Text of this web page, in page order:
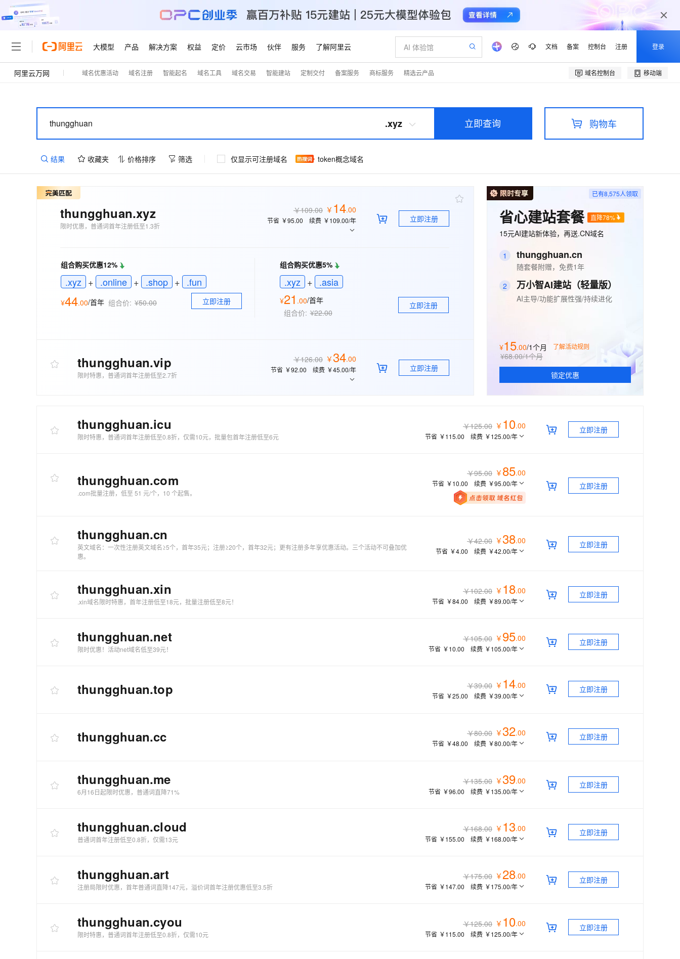
大模型 产品 解决方案 权益 定价 云市场 伙伴 服务 了解阿里云 文档 备案 控制台 注册 登录
阿里云万网 域名优惠活动 域名注册 智能起名 域名工具 域名交易 智能建站 定制交付 备案服务 商标服务 精选云产品 域名控制台 移动端
立即查询
.xyz 购物车
结果 收藏夹 价格排序 筛选 仅显示可注册域名 token概念域名
thungghuan.xyz
限时优惠，普通词首年注册低至1.3折
￥109.00 ￥ 14.00
节省 ￥95.00 续费 ￥109.00/年 立即注册
组合购买优惠12%
.xyz + .online + .shop + .fun
¥44.00/首年 组合价: ¥50.00 立即注册
组合购买优惠5%
.xyz + .asia
¥21 .00/首年
组合价: ¥22.00
立即注册
thungghuan.vip
限时特惠，普通词首年注册低至2.7折
￥126.00 ￥ 34.00
节省 ￥92.00 续费 ￥45.00/年 立即注册
已有8,575人领取
省心建站套餐 直降78%
15元AI建站新体验，再送.CN域名
1 thungghuan.cn
随套餐附赠，免费1年
2
万小智AI建站（轻量版）
AI主导/功能扩展性强/持续进化
¥15.00/1个月 了解活动规则
¥68.00/1个月
锁定优惠
thungghuan.icu
限时特惠，普通词首年注册低至0.8折，仅需10元，批量包首年注册低至6元
￥125.00 ￥ 10.00
节省 ￥115.00 续费 ￥125.00/年
立即注册
thungghuan.com
.com批量注册，低至 51 元/个，10 个起售。
￥95.00 ￥ 85.00
节省 ￥10.00 续费 ￥95.00/年 立即注册
thungghuan.cn
英文域名：一次性注册英文域名≥5个，首年35元；注册≥20个，首年32元；更有注册多年享优惠活动。三个活动不可叠加优
惠。
￥42.00 ￥ 38.00
节省 ￥4.00 续费 ￥42.00/年
立即注册
thungghuan.xin
.xin域名限时特惠，首年注册低至18元，批量注册低至8元！
￥102.00 ￥ 18.00
节省 ￥84.00 续费 ￥89.00/年
立即注册
thungghuan.net
限时优惠！活动net域名低至39元！
￥105.00 ￥ 95.00
节省 ￥10.00 续费 ￥105.00/年
立即注册
thungghuan.top ￥39.00 ￥ 14.00
节省 ￥25.00 续费 ￥39.00/年
立即注册
thungghuan.cc ￥80.00 ￥ 32.00
节省 ￥48.00 续费 ￥80.00/年
立即注册
thungghuan.me
6月16日起限时优惠，普通词直降71%
￥135.00 ￥ 39.00
节省 ￥96.00 续费 ￥135.00/年
立即注册
thungghuan.cloud
普通词首年注册低至0.8折，仅需13元
￥168.00 ￥ 13.00
节省 ￥155.00 续费 ￥168.00/年
立即注册
thungghuan.art
注册局限时优惠，首年普通词直降147元，溢价词首年注册优惠低至3.5折
￥175.00 ￥ 28.00
节省 ￥147.00 续费 ￥175.00/年
立即注册
thungghuan.cyou
限时特惠，普通词首年注册低至0.8折，仅需10元
￥125.00 ￥ 10.00
节省 ￥115.00 续费 ￥125.00/年
立即注册
千问官方 MaaS 平台，为开发者和 Agent 而生，新用户赠送 1 亿 + tokens 额度 为企业打造的大模型服务与应用开发平台
大模型
文本生成
能看、能想、能动手的多模态智能体模型
Deepseek-v4-pro
1M上下文，专为长程任务能力而生
让文字生成流畅细腻的高质量视频
HappyHorse-1.1-I2V
图生视频，流畅自然，细节丰富
文戏情感细腻自然，动作戏激烈拳拳到肉，实现更强表演能力
Qwen3-TTS-Flash
Cosyvoice-V3-Flash
大模型服务
在线体验全尺寸、多种模态的模型效果
AI 应用构建
大模型服务平台百炼-智能体
灵活可视化地构建企业级 Agent
大模型原生应用
伶鹊
大模型服务平台百炼 - 全妙
多模态内容创作工具，已接入 DeepSeek
大模型解决方案
10 分钟在聊天系统中增加一个 AI 助手
从文本、图片、视频中提取结构化的属性信息
超强辅助，Bolt.diy 一步搞定创意建站
通过自然语言交互简化开发流程,全栈开发支持
构建大模型应用的安全防护体系
人工智能与机器学习
计算
企业服务与云通信
Serverless
迁移与运维管理
大模型服务平台百炼 大模型
轻量应用服务器
一站式AI开发、训练和推理服务
云原生的云上边界网络安全防护产品
域名与网站
千问大模型 大模型
面向真实软件的智能体编程平台
云原生大数据计算服务 MaxCompute
面向分析的企业级SaaS模式云数据仓库
云服务器 ECS
安全可靠、弹性可伸缩的云计算服务
对象存储 OSS
国内短信简单易用，安全可靠，秒级触达，全球覆盖200+国家和地区。
PolarDB Agentic Database
发布
秒悟 Meoo CLI 支持一键部
Flink OSS 支持
型发布
Qoder CN V1.7.0 发布
云安全中心 AI BAS 智能自动
DataWorks ChatBI 会话支持
互联网应用开发
睿译宝，AI翻译排版一步到位 NEW
GLM-5.2：长任务时代开源旗舰模型
Qwen Audio：打造专属 AI 语音助手 NEW
即刻拥有 DeepSeek-V4-Pro
Claude Code + GStack 打造工程团队
安装技能 GStack，拥有专属 AI 工程团队
一句话生成原生可编辑精美 PPT 文稿
输入一句话想法, 轻松生成专业的 PPT
一键部署幻兽帕鲁游戏服务器 HOT
低代码高效构建企业门户网站
以可视化方式快速构建移动和 PC 门户网站
Agency Agents：拥有专属领域专家
HappyHorse 打造一站式影视创作平台
10 分钟搭建微信、支付宝小程序
高效部署网站，快速应用到小程序
普惠上云 官方力荐
官方推荐返现计划
免费试用
1亿+ 大模型 tokens 和 30+ 款产品免费体验
140+云产品 免费试用
产品新客免费试用，最长12个月
智启 AI 普惠权益
阿里云 OPC 创新助力计划
千问办公，限时限量积分加倍
你的AI工作搭子，覆盖日常办公高频场景
万小智 AI 建站低至 15元/月
Night Plan 支持 Qwen 3.8-Max
夜间 5 折，Qwen/Meoo/TokenPlan 客户专享
AI Coding
智能编程，一键开启高性价比 AI 编程新体验
AI 电商营销
0 代码专业建站，无忧落地极速上线
智能客服
自动承接线索、识别商机，让客服更高效、服务更出色。
AI 生产力先锋
先锋实践拓展 AI 生产力的边界
飞天发布时刻
创新加速
上云场景组合购
云聚AI 严选权益
AI 用量加速计划
Token 补贴，五大权
益加速 OPC 成功
网站建设
友盟天域
蓝凌 OA
AI空中课堂在线直播课堂（旗舰版）
开发者生态解决方案
AI 开发和 AI 应用解决方案
数据集
短信
天气预报查询
企业应用
ERP
CRM
400电话
Windows
宝塔 Linux
操作系统
定制建站
模板小程序
建站系统
域名
安全
VPN
SSL 证书
堡垒机
防火墙
AI 应用及服务市场
AI 应用
数据标注
分销伙伴
销售伙伴合作计划
无影生态合作计划
AI 大模型销售与服务生态合作计划
产品生态集成认证中心
阿里云MaaS产品伙伴计划（繁花）
弹性计算合作计划
Salesforce On Alibaba Cloud ISV 合作
计划
Al MaaS 服务伙伴赋能合作
伙伴信用分合作计划
合作伙伴培训与认证
登录合作伙伴管理后台
在线服务
售后服务
自助服务
在线服务
短信专区
企业支持计划
企业成长
创新中心
大模型认证
全部认证
信息公告
健康状态
博文
我要建议
我要投诉
什么是云计算
安全合规
天池大赛
入门学习赛
云上春晚
云上的中国
客户案例
2026 阿里云峰会
阿里云中企出海大会
魔搭 ModelScope
Careers